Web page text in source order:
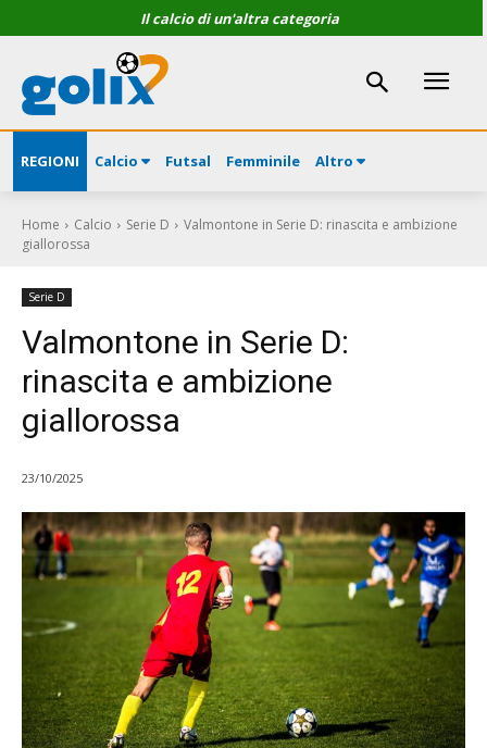
Il calcio di un'altra categoria
REGIONI Calcio Futsal Femminile Altro
Home Calcio Serie D
Valmontone in Serie D: rinascita e ambizione
giallorossa
Serie D
Valmontone in Serie D:
rinascita e ambizione
giallorossa
23/10/2025